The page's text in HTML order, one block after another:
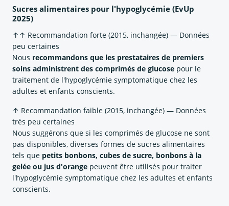
Sucres alimentaires pour l'hypoglycémie (EvUp
2025)
↑↑ Recommandation forte (2015, inchangée) — Données
peu certaines
Nous recommandons que les prestataires de premiers
soins administrent des comprimés de glucose pour le
traitement de l'hypoglycémie symptomatique chez les
adultes et enfants conscients.
↑ Recommandation faible (2015, inchangée) — Données
très peu certaines
Nous suggérons que si les comprimés de glucose ne sont
pas disponibles, diverses formes de sucres alimentaires
tels que petits bonbons, cubes de sucre, bonbons à la
gelée ou jus d'orange peuvent être utilisés pour traiter
l'hypoglycémie symptomatique chez les adultes et enfants
conscients.